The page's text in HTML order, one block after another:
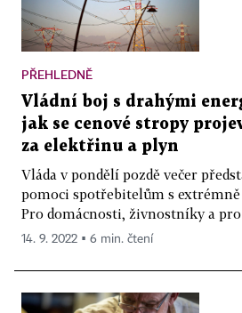
PŘEHLEDNĚ
Vládní boj s drahými
jak se cenové stropy
za elektřinu a plyn
Vláda v pondělí pozdě večer
pomoci spotřebitelům s
Pro domácnosti, živnostníky a
14. 9. 2022 ▪ 6 min. čtení